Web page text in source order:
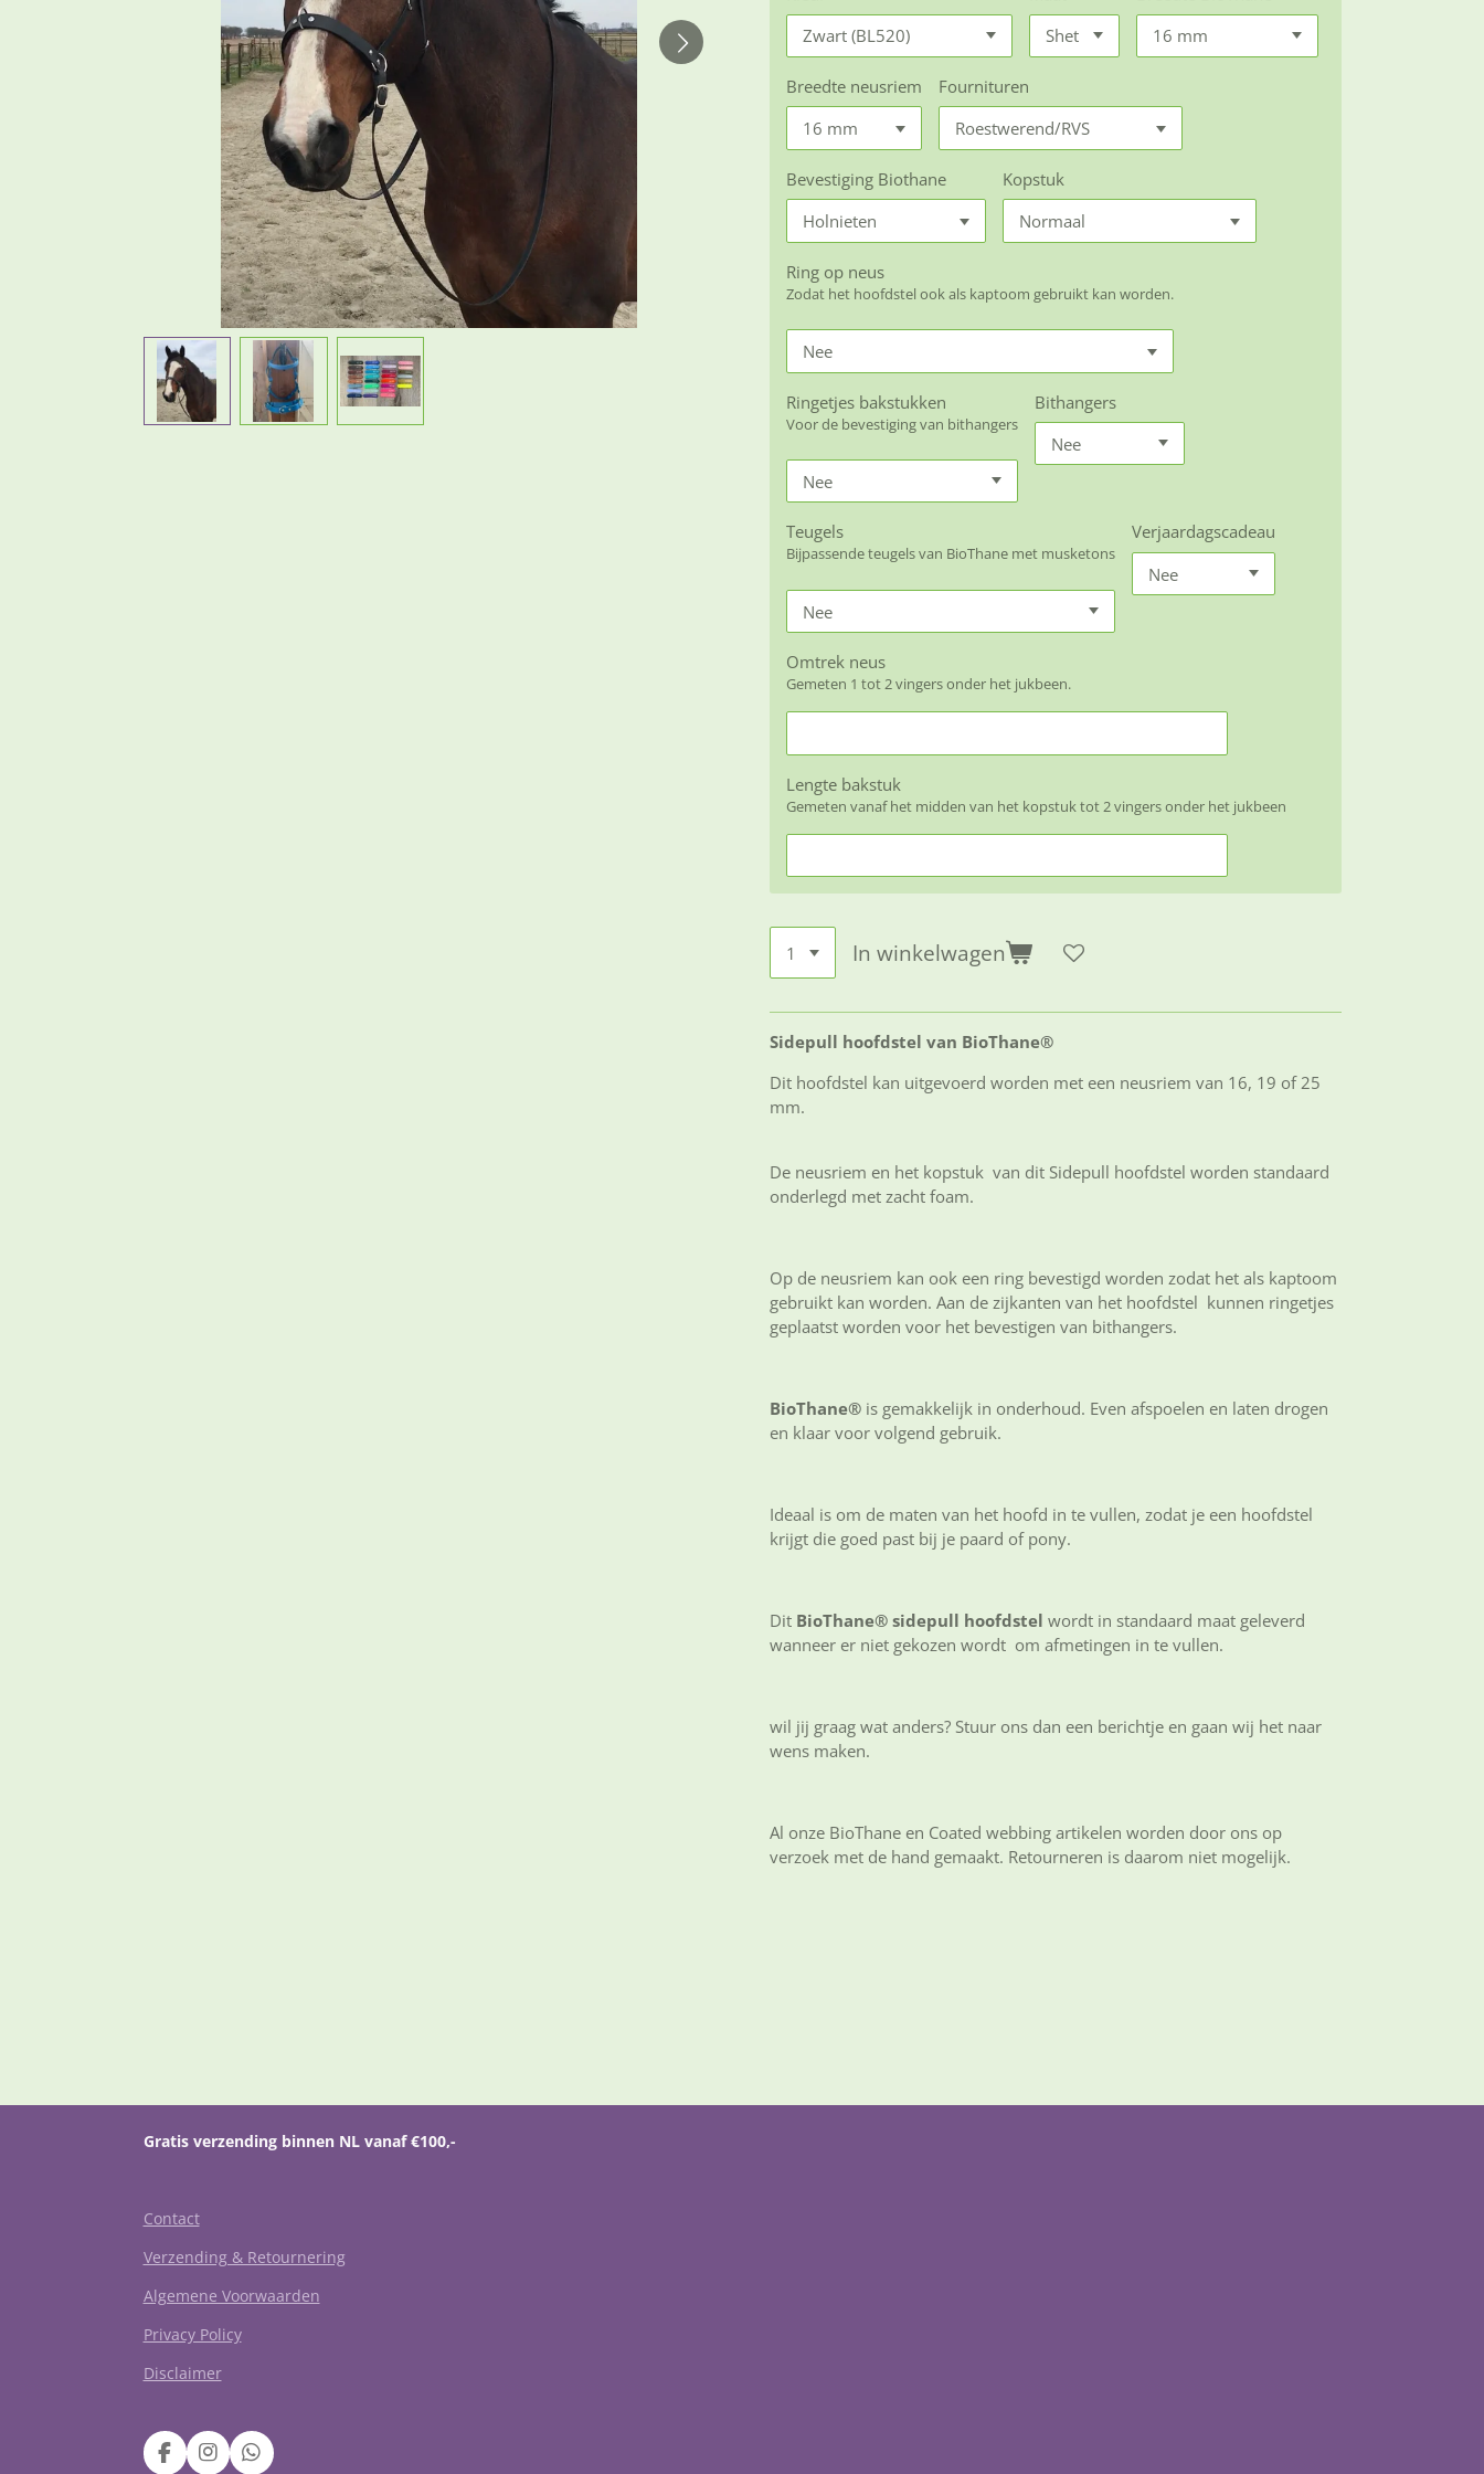
Breedte neusriem Fournituren
Bevestiging Biothane Kopstuk
Ring op neus
Zodat het hoofdstel ook als kaptoom gebruikt kan worden.
Ringetjes bakstukken
Voor de bevestiging van bithangers
Bithangers
Teugels
Bijpassende teugels van BioThane met musketons
Verjaardagscadeau
Omtrek neus
Gemeten 1 tot 2 vingers onder het jukbeen.
Lengte bakstuk
Gemeten vanaf het midden van het kopstuk tot 2 vingers onder het jukbeen
In winkelwagen
Sidepull hoofdstel van BioThane®
Dit hoofdstel kan uitgevoerd worden met een neusriem van 16, 19 of 25
mm.
De neusriem en het kopstuk van dit Sidepull hoofdstel worden standaard
onderlegd met zacht foam.
Op de neusriem kan ook een ring bevestigd worden zodat het als kaptoom
gebruikt kan worden. Aan de zijkanten van het hoofdstel kunnen ringetjes
geplaatst worden voor het bevestigen van bithangers.
BioThane® is gemakkelijk in onderhoud. Even afspoelen en laten drogen
en klaar voor volgend gebruik.
Ideaal is om de maten van het hoofd in te vullen, zodat je een hoofdstel
krijgt die goed past bij je paard of pony.
Dit BioThane® sidepull hoofdstel wordt in standaard maat geleverd
wanneer er niet gekozen wordt om afmetingen in te vullen.
wil jij graag wat anders? Stuur ons dan een berichtje en gaan wij het naar
wens maken.
Al onze BioThane en Coated webbing artikelen worden door ons op
verzoek met de hand gemaakt. Retourneren is daarom niet mogelijk.
Gratis verzending binnen NL vanaf €100,-
Contact
Verzending & Retournering
Algemene Voorwaarden
Privacy Policy
Disclaimer
F
I
W